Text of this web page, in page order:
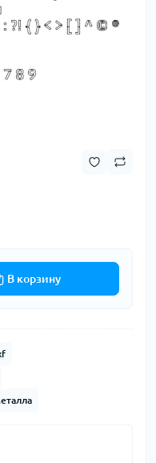
В корзину